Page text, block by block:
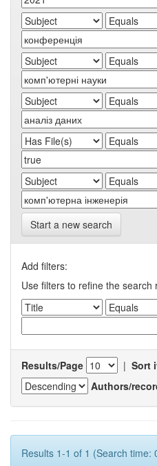
Start a new search
Add filters:
Use filters to refine the search
Results/Page | Sort
Authors/
Results 1-1 of 1 (Search time: